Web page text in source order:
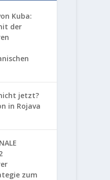
Kuba:
der
jetzt?
in Rojava
zum